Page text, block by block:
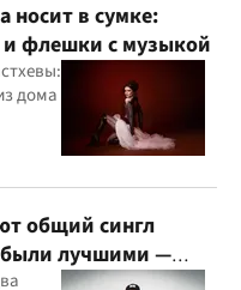
носит в сумке:
флешки с музыкой
дома
общий сингл
лучшими —